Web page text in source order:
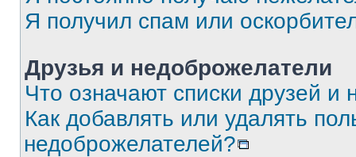
Я получил спам или
Друзья и недоброжелатели
Что означают списки друзей и
Как добавлять или удалять
недоброжелателей?